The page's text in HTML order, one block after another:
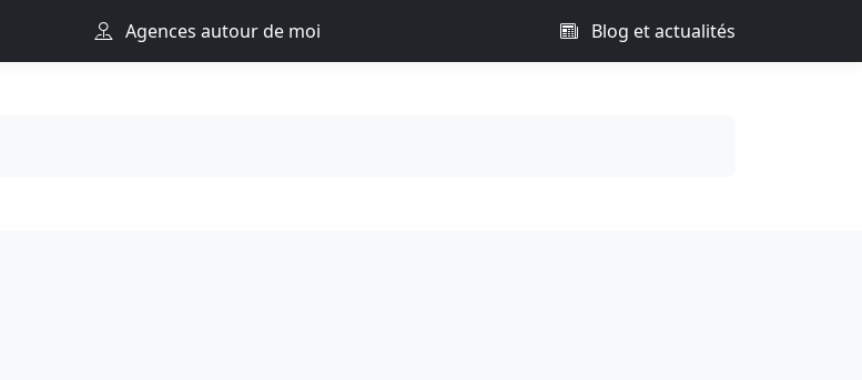
Agences autour de moi Blog et actualités